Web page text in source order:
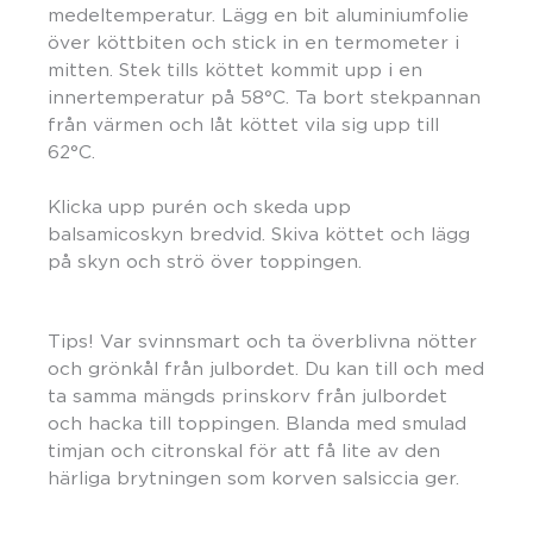
medeltemperatur. Lägg en bit aluminiumfolie
över köttbiten och stick in en termometer i
mitten. Stek tills köttet kommit upp i en
innertemperatur på 58°C. Ta bort stekpannan
från värmen och låt köttet vila sig upp till
62°C.
Klicka upp purén och skeda upp
balsamicoskyn bredvid. Skiva köttet och lägg
på skyn och strö över toppingen.
Tips! Var svinnsmart och ta överblivna nötter
och grönkål från julbordet. Du kan till och med
ta samma mängds prinskorv från julbordet
och hacka till toppingen. Blanda med smulad
timjan och citronskal för att få lite av den
härliga brytningen som korven salsiccia ger.